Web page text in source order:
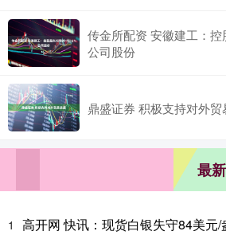
传金所配资 安徽建工：
公司股份
鼎盛证券 积极支持对外贸
最
1 高开网 快讯：现货白银失守84美元